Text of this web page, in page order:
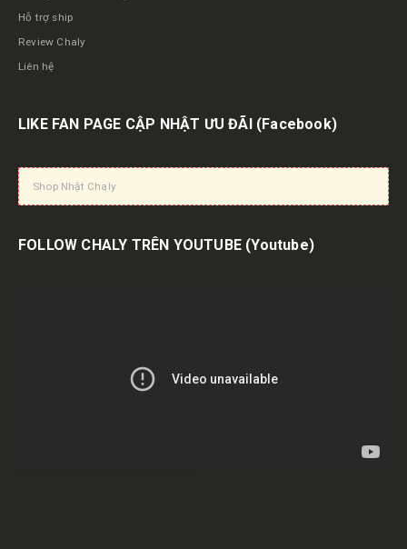
Hỗ trợ ship
Review Chaly
Liên hệ
LIKE FAN PAGE CẬP NHẬT ƯU ĐÃI (Facebook)
Shop Nhật Chaly
FOLLOW CHALY TRÊN YOUTUBE (Youtube)